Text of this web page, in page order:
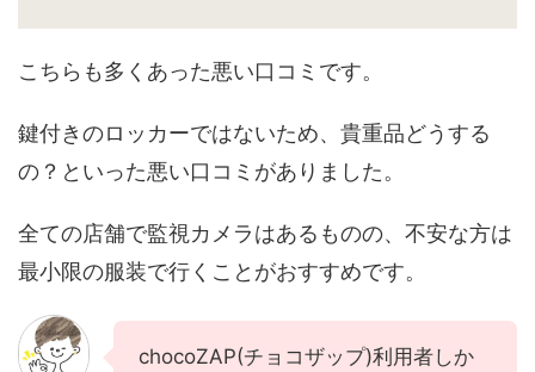
こちらも多くあった悪い口コミです。
鍵付きのロッカーではないため、貴重品どうする
の？といった悪い口コミがありました。
全ての店舗で監視カメラはあるものの、不安な方は
最小限の服装で行くことがおすすめです。
chocoZAP(チョコザップ)利用者しか